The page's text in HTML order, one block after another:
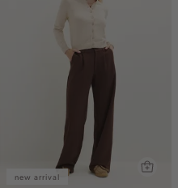
new arrival